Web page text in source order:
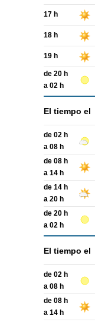
17 h
18 h
19 h
de 20 h
a 02 h
El tiempo el
de 02 h
a 08 h
de 08 h
a 14 h
de 14 h
a 20 h
de 20 h
a 02 h
El tiempo el
de 02 h
a 08 h
de 08 h
a 14 h